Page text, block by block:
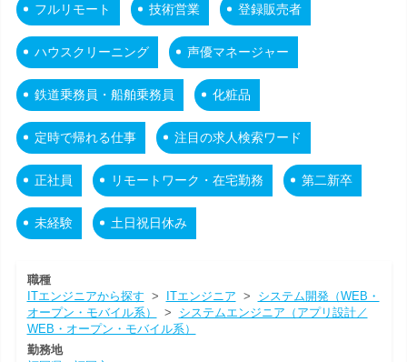
フルリモート 技術営業 登録販売者
ハウスクリーニング 声優マネージャー
鉄道乗務員・船舶乗務員 化粧品
定時で帰れる仕事 注目の求人検索ワード
正社員 リモートワーク・在宅勤務 第二新卒
未経験 土日祝日休み
職種
ITエンジニアから探す > ITエンジニア > システム開発（WEB・
オープン・モバイル系）
> システムエンジニア（アプリ設計／
WEB・オープン・モバイル系）
勤務地